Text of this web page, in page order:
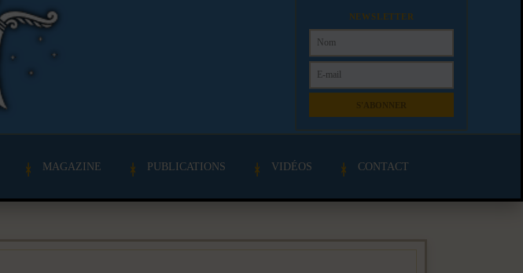
NEWSLETTER
MAGAZINE PUBLICATIONS VIDÉOS CONTACT